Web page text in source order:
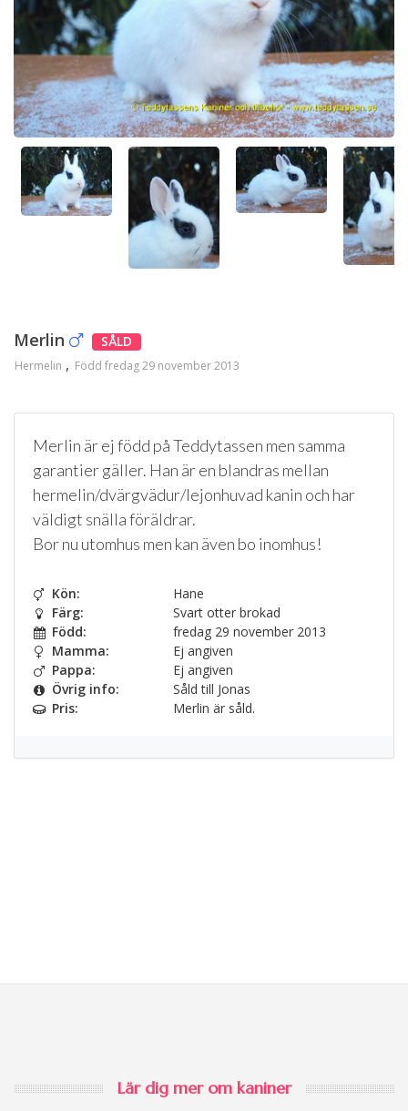
Merlin SÅLD
Hermelin Född fredag 29 november 2013
Merlin är ej född på Teddytassen men samma
garantier gäller. Han är en blandras mellan
hermelin/dvärgvädur/lejonhuvad kanin och har
väldigt snälla föräldrar.
Bor nu utomhus men kan även bo inomhus!
Kön:
Hane
Färg:
Svart otter brokad
Född:
fredag 29 november 2013
Mamma:
Ej angiven
Pappa:
Ej angiven
Övrig info:
Såld till Jonas
Pris:
Merlin är såld.
Lär dig mer om kaniner